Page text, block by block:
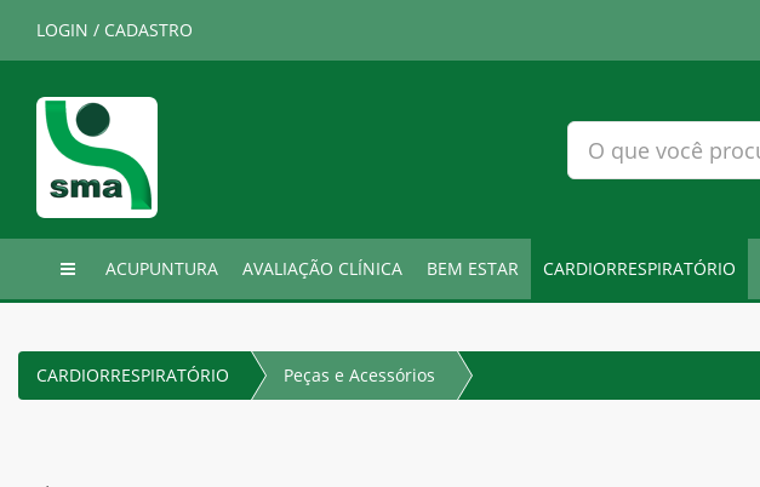
LOGIN / CADASTRO
ACUPUNTURA AVALIAÇÃO CLÍNICA BEM ESTAR CARDIORRESPIRATÓRIO
CARDIORRESPIRATÓRIO Peças e Acessórios